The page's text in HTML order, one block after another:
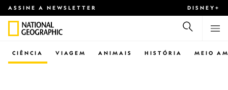
ASSINE A NEWSLETTER DISNEY+
CIÊNCIA VIAGEM ANIMAIS HISTÓRIA MEIO